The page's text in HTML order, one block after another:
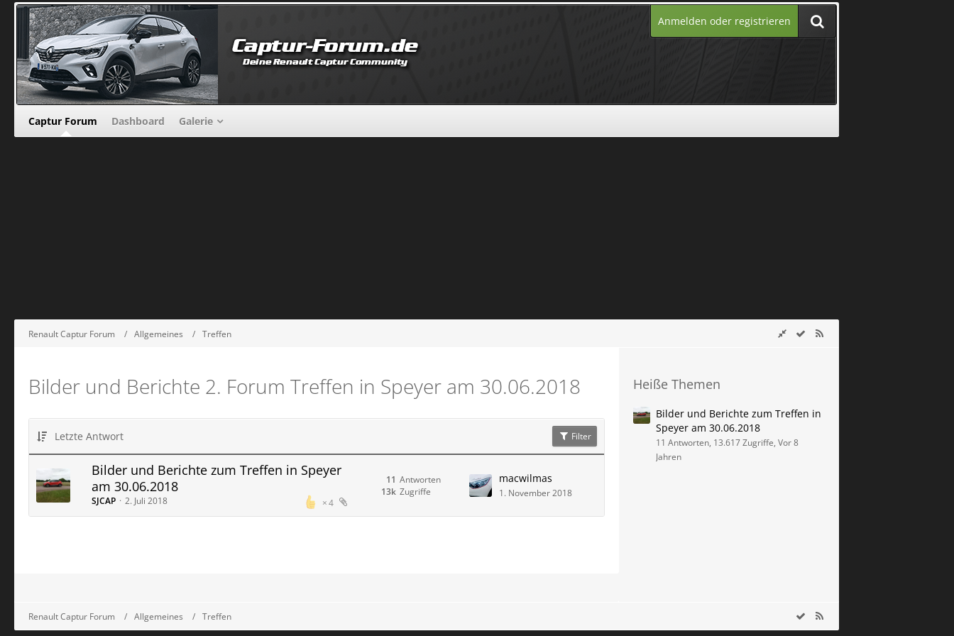
Anmelden oder registrieren
Captur Forum Dashboard Galerie
Renault Captur Forum Allgemeines Treffen
Bilder und Berichte 2. Forum Treffen in Speyer am 30.06.2018
Letzte Antwort Filter
Bilder und Berichte zum Treffen in Speyer
am 30.06.2018
4
SJCAP 2. Juli 2018
Antworten
11
Zugriffe
13k
macwilmas
1. November 2018
Heiße Themen
Bilder und Berichte zum Treffen in
Speyer am 30.06.2018
11 Antworten, 13.617 Zugriffe, Vor 8
Jahren
Renault Captur Forum Allgemeines Treffen